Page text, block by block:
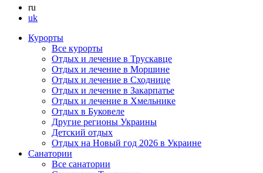
ru
uk
Курорты
Все курорты
Отдых и лечение в Трускавце
Отдых и лечение в Моршине
Отдых и лечение в Сходнице
Отдых и лечение в Закарпатье
Отдых и лечение в Хмельнике
Отдых в Буковеле
Другие регионы Украины
Детский отдых
Отдых на Новый год 2026 в Украине
Санатории
Все санатории